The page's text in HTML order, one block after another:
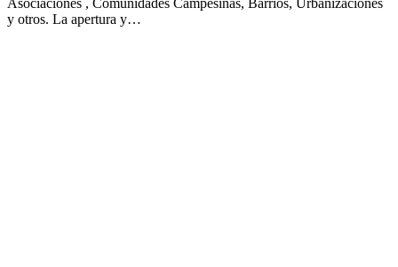
y otros. La apertura y…